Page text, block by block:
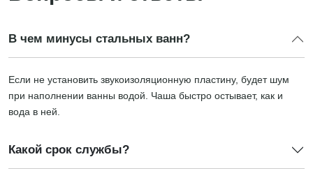
В чем минусы стальных ванн?
Если не установить звукоизоляционную пластину, будет шум
при наполнении ванны водой. Чаша быстро остывает, как и
вода в ней.
Какой срок службы?